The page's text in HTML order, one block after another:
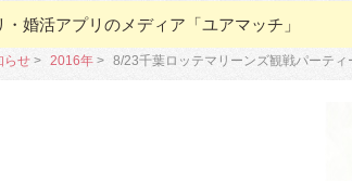
婚活アプリのメディア「ユアマッチ」
らせ 2016年 8/23千葉ロッテマリーンズ観戦パーティ